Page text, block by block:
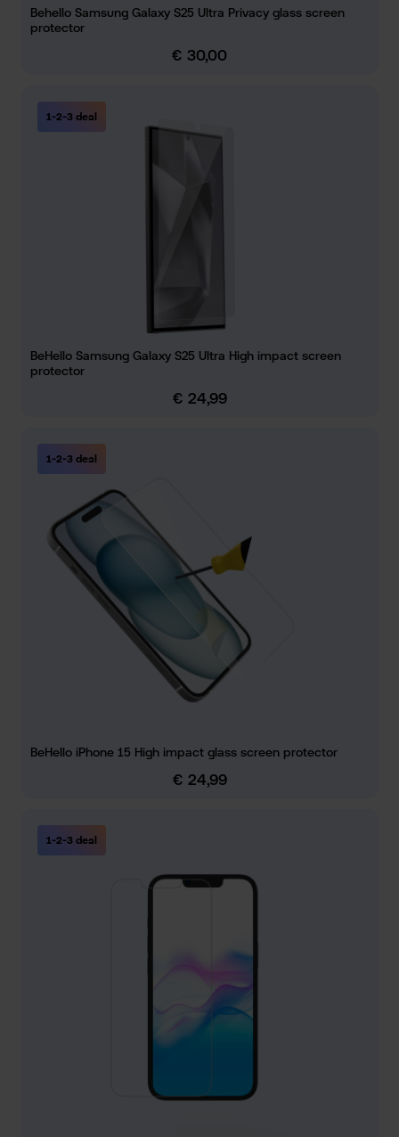
Behello Samsung Galaxy S25 Ultra Privacy glass screen
protector
Normale prijs:
€ 30,00
1-2-3 deal
BeHello Samsung Galaxy S25 Ultra High impact screen
protector
Normale prijs:
€ 24,99
1-2-3 deal
BeHello iPhone 15 High impact glass screen protector
Normale prijs:
€ 24,99
1-2-3 deal